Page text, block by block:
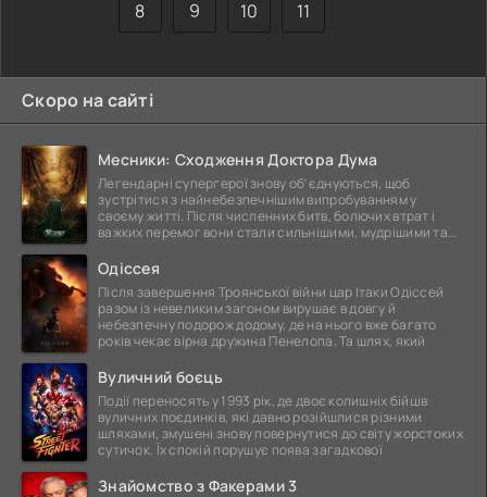
8 9 10 11
Скоро на сайті
Месники: Сходження Доктора Дума
Легендарні супергерої знову об'єднуються, щоб
зустрітися з найнебезпечнішим випробуванням у
своєму житті. Після численних битв, болючих втрат і
важких перемог вони стали сильнішими, мудрішими та
Одіссея
Після завершення Троянської війни цар Ітаки Одіссей
разом із невеликим загоном вирушає в довгу й
небезпечну подорож додому, де на нього вже багато
років чекає вірна дружина Пенелопа. Та шлях, який
Вуличний боєць
Події переносять у 1993 рік, де двоє колишніх бійців
вуличних поєдинків, які давно розійшлися різними
шляхами, змушені знову повернутися до світу жорстоких
сутичок. Їх спокій порушує поява загадкової
Знайомство з Факерами 3